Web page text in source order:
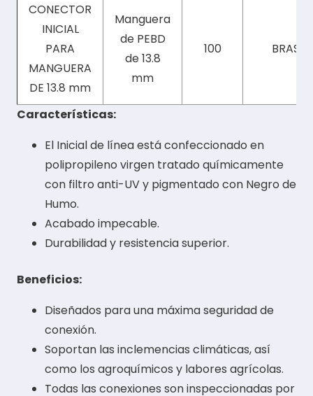
CONECTOR
INICIAL
PARA
MANGUERA
DE 13.8 mm
Manguera
de PEBD
de 13.8
mm
100 BRASIL
Características:
El Inicial de línea está confeccionado en
polipropileno virgen tratado químicamente
con filtro anti-UV y pigmentado con Negro de
Humo.
Acabado impecable.
Durabilidad y resistencia superior.
Beneficios:
Diseñados para una máxima seguridad de
conexión.
Soportan las inclemencias climáticas, así
como los agroquímicos y labores agrícolas.
Todas las conexiones son inspeccionadas por